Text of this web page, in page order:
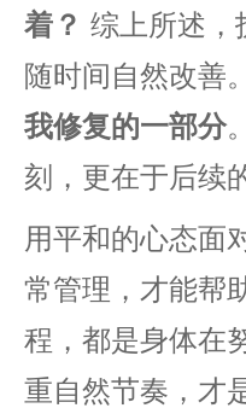
着？ 综上所述，
随时间自然改善。
我修复的一部分
刻，更在于后续
用平和的心态面
常管理，才能帮
程，都是身体在
重自然节奏，才